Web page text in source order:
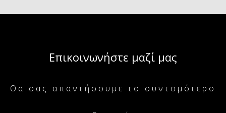
Επικοινωνήστε μαζί μας
Θα σας απαντήσουμε το συντομότερο